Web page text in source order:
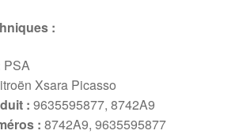
:
PSA
Xsara Picasso
: 9635595877, 8742A9
: 8742A9, 9635595877